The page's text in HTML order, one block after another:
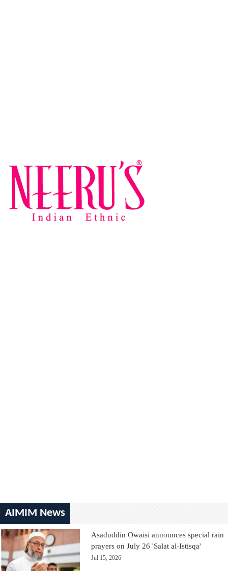
AIMIM News
Asaduddin Owaisi announces special rain
prayers on July 26 'Salat al-Istisqa'
Jul 15, 2026